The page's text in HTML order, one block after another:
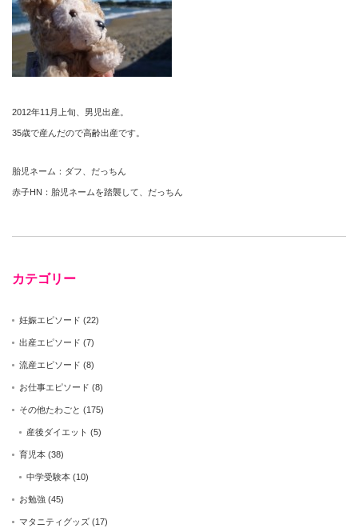
2012年11月上旬、男児出産。
35歳で産んだので高齢出産です。
胎児ネーム：ダフ、だっちん
赤子HN：胎児ネームを踏襲して、だっちん
カテゴリー
妊娠エピソード (22)
出産エピソード (7)
流産エピソード (8)
お仕事エピソード (8)
その他たわごと (175)
産後ダイエット (5)
育児本 (38)
中学受験本 (10)
お勉強 (45)
マタニティグッズ (17)